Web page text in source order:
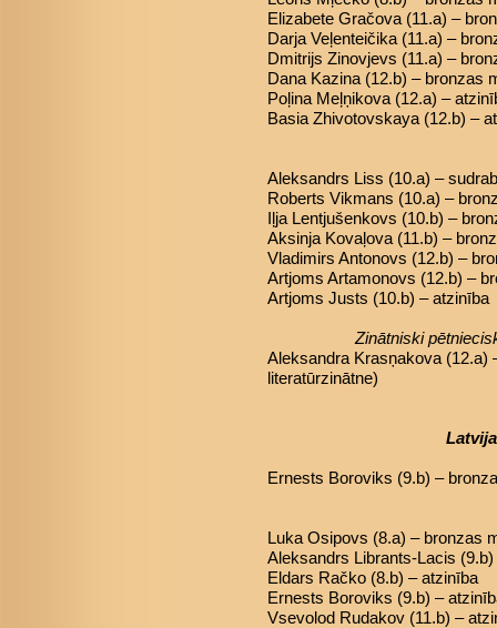
Elizabete Gračova (11.a) –
Darja Veļenteičika (11.a) –
Dmitrijs Zinovjevs (11.a) –
Dana Kazina (12.b) – bronzas
Poļina Meļņikova (12.a) –
Basia Zhivotovskaya (12.b) –
Aleksandrs Liss (10.a) –
Roberts Vikmans (10.a) –
Iļja Lentjušenkovs (10.b) –
Aksinja Kovaļova (11.b) –
Vladimirs Antonovs (12.b) –
Artjoms Artamonovs (12.b) –
Artjoms Justs (10.b) – atzinība
Zinātniski
Aleksandra Krasņakova (12.a)
literatūrzinātne)
Ernests Boroviks (9.b) –
Luka Osipovs (8.a) – bronzas
Aleksandrs Librants-Lacis
Eldars Račko (8.b) – atzinība
Ernests Boroviks (9.b) –
Vsevolod Rudakov (11.b) –